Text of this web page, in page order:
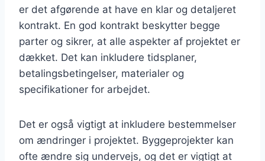
er det afgørende at have en klar og detaljeret
kontrakt. En god kontrakt beskytter begge
parter og sikrer, at alle aspekter af projektet er
dækket. Det kan inkludere tidsplaner,
betalingsbetingelser, materialer og
specifikationer for arbejdet.
Det er også vigtigt at inkludere bestemmelser
om ændringer i projektet. Byggeprojekter kan
ofte ændre sig undervejs, og det er vigtigt at